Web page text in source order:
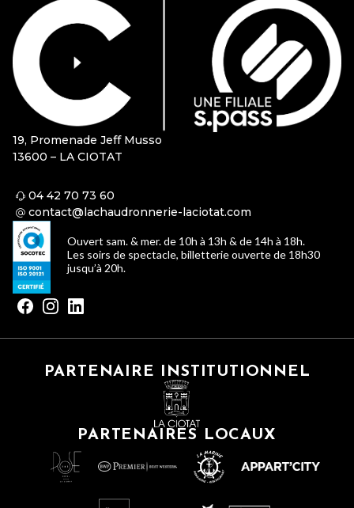
19, Promenade Jeff Musso
13600 – LA CIOTAT
04 42 70 73 60
contact@lachaudronnerie-laciotat.com
Ouvert sam. & mer. de 10h à 13h & de 14h à 18h.
Les soirs de spectacle, billetterie ouverte de 18h30
jusqu’à 20h.
PARTENAIRE INSTITUTIONNEL
PARTENAIRES LOCAUX